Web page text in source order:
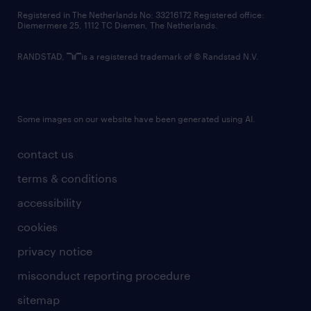
contact us
terms & conditions
accessibility
cookies
privacy notice
misconduct reporting procedure
sitemap
Registered in The Netherlands No: 33216172 Registered office:
Diemermere 25, 1112 TC Diemen, The Netherlands.
RANDSTAD, is a registered trademark of © Randstad N.V.
Some images on our website have been generated using AI.